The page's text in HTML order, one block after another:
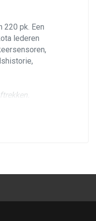
220 pk. Een
lederen
dus er
nette auto
conditie